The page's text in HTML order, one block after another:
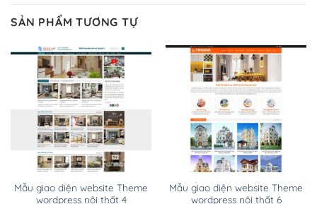
trang web WordPress của bạn.
Dễ dàng lựa chọn Hosting cho website WordPress
– Bảo mật cực tốt
Vì WordPress hiện là nền tảng xây dựng trang web và
blog lớn nhất trên thế giới, quan trọng nhất là bảo vệ
nội dung của mình khỏi các cuộc tấn công spam.
SẢN PHẨM TƯƠNG TỰ
Mẫu giao diện website Theme
wordpress nội thất 4
Mẫu giao diện website Theme
wordpress nội thất 6